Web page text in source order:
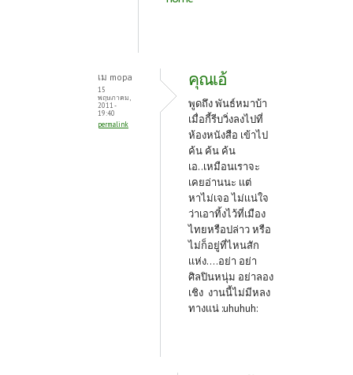
เม mopa
15
พฤษภาคม,
2011 -
19:40
permalink
คุณเอ้
พูดถึง พันธ์หมาบ้า
เมื่อกี้รีบวิ่งลงไปที่
ห้องหนังสือ เข้าไป
ค้น ค้น ค้น
เอ..เหมือนเราจะ
เคยอ่านนะ เเต่
หาไม่เจอ ไม่เเน่ใจ
ว่าเอาทิ้งไว้ที่เมือง
ไทยหรือปล่าว หรือ
ไม่ก็อยู่ที่ไหนสัก
เเห่ง....อย่า อย่า
ศิลปินหนุ่ม อย่าลอง
เชิง งานนี้ไม่มีหลง
ทางเเน่ :uhuhuh: